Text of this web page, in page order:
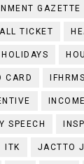
GAZETTE
TICKET
HOLIDAYS
CARD IFHRMS
SPEECH
ITK JACTTO